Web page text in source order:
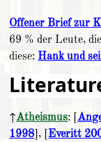
Offener Brief zur
69 % der Leute,
diese: Hank und
↑Atheismus: [
1998], [Everitt